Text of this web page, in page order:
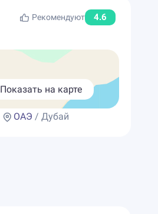
Рекомендуют 4.6
Показать на карте
ОАЭ / Дубай